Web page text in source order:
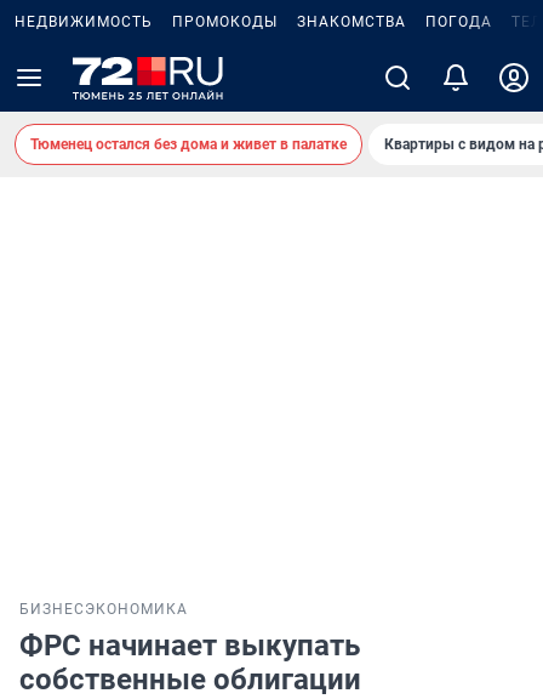
НЕДВИЖИМОСТЬ ПРОМОКОДЫ ЗНАКОМСТВА ПОГОДА
Тюменец остался без дома и живет в палатке Квартиры с видом на
БИЗНЕС ЭКОНОМИКА
ФРС начинает выкупать
собственные облигации